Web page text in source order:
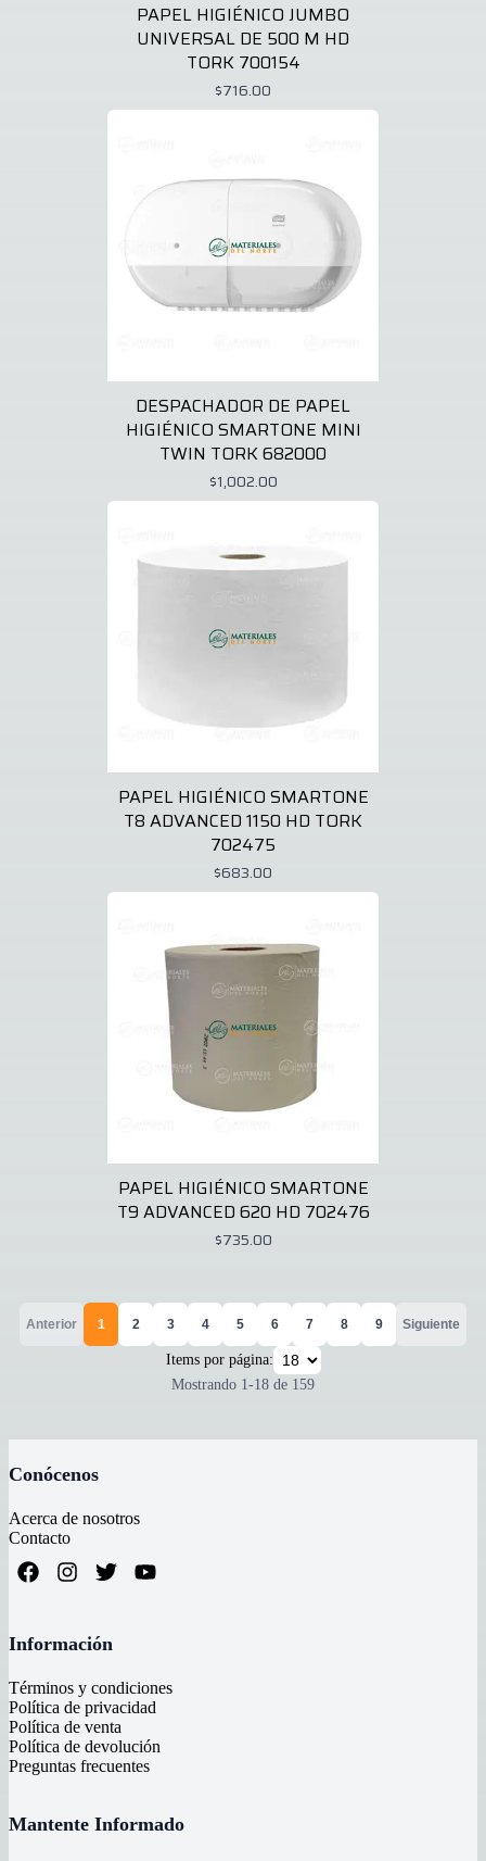
PAPEL HIGIÉNICO JUMBO
UNIVERSAL DE 500 M HD
TORK 700154
$716.00
DESPACHADOR DE PAPEL
HIGIÉNICO SMARTONE MINI
TWIN TORK 682000
$1,002.00
PAPEL HIGIÉNICO SMARTONE
T8 ADVANCED 1150 HD TORK
702475
$683.00
PAPEL HIGIÉNICO SMARTONE
T9 ADVANCED 620 HD 702476
$735.00
Anterior 1 2 3 4 5 6 7 8 9 Siguiente
Items por página:
Mostrando 1-18 de 159
Conócenos
Acerca de nosotros
Contacto
Información
Términos y condiciones
Política de privacidad
Política de venta
Política de devolución
Preguntas frecuentes
Mantente Informado